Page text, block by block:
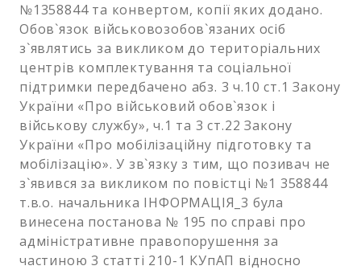
№1358844 та конвертом, копії яких додано.
Обов`язок військовозобов`язаних осіб
з`являтись за викликом до територіальних
центрів комплектування та соціальної
підтримки передбачено абз. 3 ч.10 ст.1 Закону
України «Про військовий обов`язок і
військову службу», ч.1 та 3 ст.22 Закону
України «Про мобілізаційну підготовку та
мобілізацію». У зв`язку з тим, що позивач не
з`явився за викликом по повістці №1 358844
т.в.о. начальника ІНФОРМАЦІЯ_3 була
винесена постанова № 195 по справі про
адміністративне правопорушення за
частиною 3 статті 210-1 КУпАП відносно